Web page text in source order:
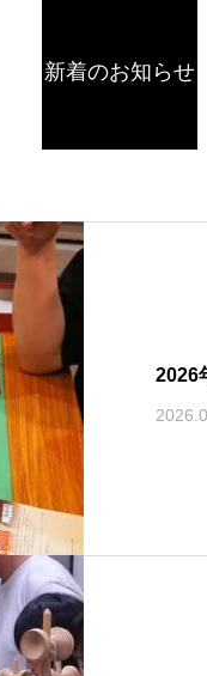
新着のお知らせ
2026